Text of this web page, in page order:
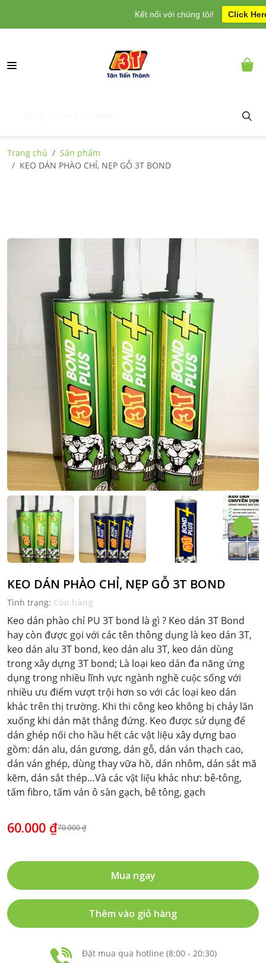
Trang chủ
Sản phẩm
KEO DÁN PHÀO CHỈ, NẸP GỖ 3T BOND
KEO DÁN PHÀO CHỈ, NẸP GỖ 3T BOND
Tình trạng: Còn hàng
Keo dán phào chỉ PU 3T bond là gì ? Keo dán 3T Bond
hay còn được gọi với các tên thông dụng là keo dán 3T,
keo dán alu 3T bond, keo dán alu 3T, keo dán dùng
trong xây dựng 3T bond; Là loại keo dán đa năng ứng
dụng trong nhiều lĩnh vực ngành nghề cuộc sống với
nhiều ưu điểm vượt trội hơn so với các loại keo dán
khác trên thị trường. Khi thi công keo không bị chảy lăn
xuống khi dán mặt thẳng đứng. Keo được sử dụng để
dán ghép nối cho hầu hết các vật liệu xây dựng bao
gồm: dán alu, dán gương, dán gỗ, dán ván thạch cao,
dán ván ghép, dùng thay vữa hồ, dán nhôm, dán sắt mã
kẽm, dán sắt thép…Và các vật liệu khác như: bê-tông,
tấm fibro, tấm ván ô sàn gạch, bê tông, gạch
60.000 ₫70.000 ₫
Mua ngay
Thêm vào giỏ hàng
Đặt mua qua hotline (8:00 - 20:30)
Kết nối với chúng tôi! Click